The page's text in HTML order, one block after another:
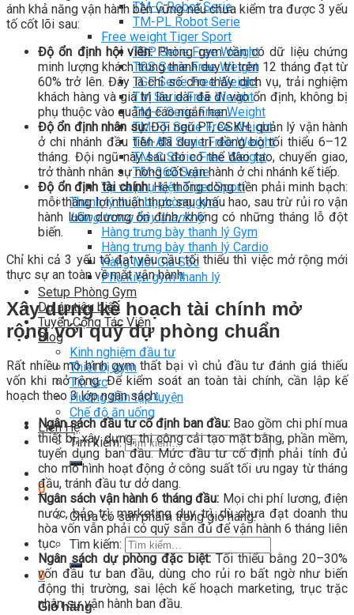
TM-G Robot Serie
TM-PL Robot Serie
Free weight Tiger Sport
TGP Serie Free Weight
TGS Serie Free Weight
TGF Serie Free Weight
TM Serie Free Weight
TM-F Serie Free Weight
TM-FF Serie Free Weight
TM-AN Serie Free Weight
TM-C Serie Free Weight
TM-360 Serie
Tạ và phụ kiện Tiger Sport
Thanh lý thiết bị phòng gym
Hàng trưng bày thanh lý
Hàng trưng bày thanh lý Gym
Hàng trưng bày thanh lý Cardio
Hàng Mới Giá Sốc
Phụ kiện gym thanh lý
Setup Phòng Gym
Dự án tiêu biểu
Tuyển Cộng Tác Viên
Blog
Kinh nghiệm đầu tư
Thiết bị gym
Tin tức
Hướng dẫn tập luyện
Chế độ ăn uống
Liên Hệ
Tìm kiếm:
0
Chưa có sản phẩm trong giỏ hàng.
Tìm kiếm:
0
Giỏ hàng
ánh khả năng vận hành bền vững nếu chưa kiểm tra được 3 yếu
tố cốt lõi sau:
Độ ổn định hội viên:Phòng gym cần có dữ liệu chứng
minh lượng khách trung thành duy trì trên 12 tháng đạt từ
60% trở lên. Đây là chỉ số cho thấy dịch vụ, trải nghiệm
khách hàng và giá trị lâu dài đã đi vào ổn định, không bị
phụ thuộc vào quảng cáo ngắn hạn.
Độ ổn định nhân sự:Đội ngũ PT, CSKH, quản lý vận hành
ở chi nhánh đầu tiên đã duy trì đồng bộ tối thiểu 6–12
tháng. Đội ngũ này sau đó có thể đào tạo, chuyển giao,
trở thành nhân sự nòng cốt vận hành ở chi nhánh kế tiếp.
Độ ổn định tài chính:Hệ thống dòng tiền phải minh bạch:
mỗi tháng lợi nhuận thực sau khấu hao, sau trừ rủi ro vận
hành luôn dương ổn định, không có những tháng lỗ đột
biến.
Chỉ khi cả 3 yếu tố đạt yêu cầu tối thiểu thì việc mở rộng mới
thực sự an toàn về mặt vận hành.
Xây dựng kế hoạch tài chính mở
rộng với quỹ dự phòng chuẩn
Rất nhiều mô hình gym thất bại vì chủ đầu tư đánh giá thiếu
vốn khi mở rộng. Để kiểm soát an toàn tài chính, cần lập kế
hoạch theo 3 lớp ngân sách:
Ngân sách đầu tư cố định ban đầu:Bao gồm chi phí mua
thiết bị, xây dựng, thi công cải tạo mặt bằng, phần mềm,
tuyển dụng ban đầu. Mức đầu tư cố định phải tính đủ
cho mô hình hoạt động ở công suất tối ưu ngay từ tháng
đầu, tránh đầu tư dở dang.
Ngân sách vận hành 6 tháng đầu: Mọi chi phí lương, điện
nước, bảo trì, marketing duy trì, dù chưa đạt doanh thu
hòa vốn vẫn phải có quỹ sẵn đủ để vận hành 6 tháng liên
tục.
Ngân sách dự phòng đặc biệt:Tối thiểu bằng 20–30%
vốn đầu tư ban đầu, dùng cho rủi ro bất ngờ như biến
động thị trường, sai lệch kế hoạch marketing, trục trặc
nhân sự vận hành ban đầu.